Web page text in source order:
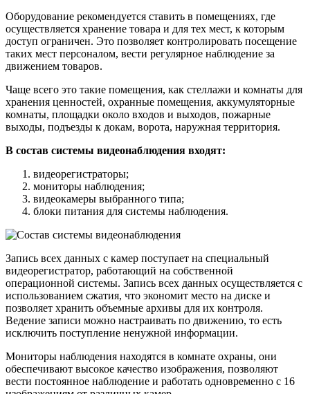
Оборудование рекомендуется ставить в помещениях, где
осуществляется хранение товара и для тех мест, к которым
доступ ограничен. Это позволяет контролировать посещение
таких мест персоналом, вести регулярное наблюдение за
движением товаров.
Чаще всего это такие помещения, как стеллажи и комнаты для
хранения ценностей, охранные помещения, аккумуляторные
комнаты, площадки около входов и выходов, пожарные
выходы, подъезды к докам, ворота, наружная территория.
В состав системы видеонаблюдения входят:
видеорегистраторы;
мониторы наблюдения;
видеокамеры выбранного типа;
блоки питания для системы наблюдения.
Запись всех данных с камер поступает на специальный
видеорегистратор, работающий на собственной
операционной системы. Запись всех данных осуществляется с
использованием сжатия, что экономит место на диске и
позволяет хранить объемные архивы для их контроля.
Ведение записи можно настраивать по движению, то есть
исключить поступление ненужной информации.
Мониторы наблюдения находятся в комнате охраны, они
обеспечивают высокое качество изображения, позволяют
вести постоянное наблюдение и работать одновременно с 16